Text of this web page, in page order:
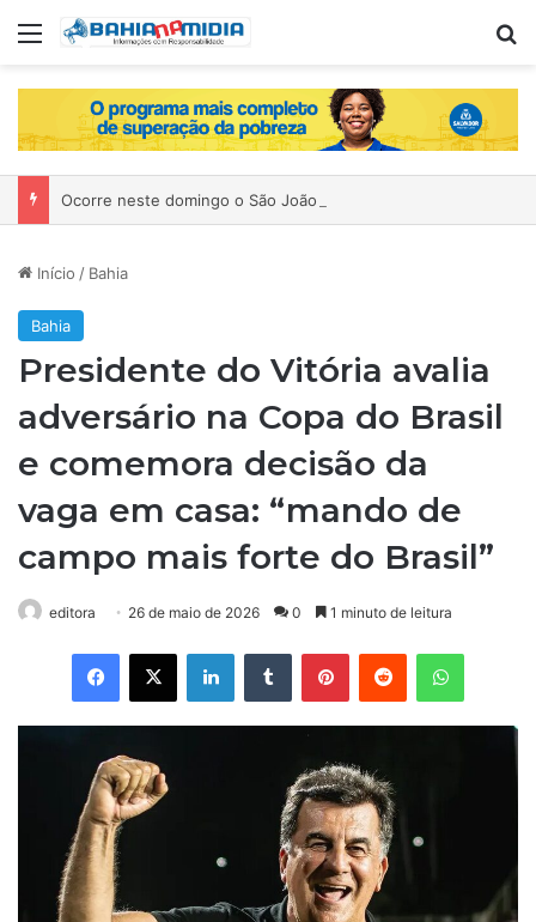
Menu
Início / Bahia
Bahia
Presidente do Vitória avalia
adversário na Copa do Brasil
e comemora decisão da
vaga em casa: “mando de
campo mais forte do Brasil”
editora 26 de maio de 2026 0 1 minuto de leitura